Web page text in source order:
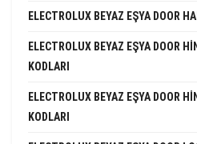
ELECTROLUX BEYAZ EŞYA DOOR
ELECTROLUX BEYAZ EŞYA DOOR
KODLARI
ELECTROLUX BEYAZ EŞYA DOOR
KODLARI